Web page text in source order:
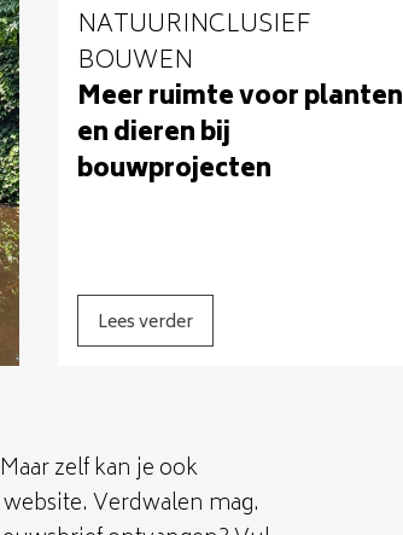
NATUURINCLUSIEF
BOUWEN
Meer ruimte voor planten
en dieren bij
bouwprojecten
Lees verder
zelf kan je ook
Verdwalen mag.